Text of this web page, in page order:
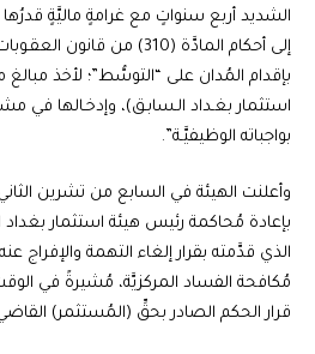
الشديد أربع سنواتٍ مع غرامةٍ ماليَّةٍ قدرُها
إلى أحكام المادَّة (310) من
بإقدام المُدان على “التوسُّط”؛ لأخذ مبالغ
استثمار بغـداد الـسابـق)، وإدخـالها في
بواجباته الوظيفيَّـة”.
وأعلنت الهيئة في السابع من تشرين
بإعادة مُحاكمة رئيس هيئة استثمار
الذي قدَّمته بقرار إلغاء التهمة والإفراج
مُكافحة الفساد المركزيَّة، مُشيرةً في
قرار الحكم الصادر بحقِّ (المُستثمر)